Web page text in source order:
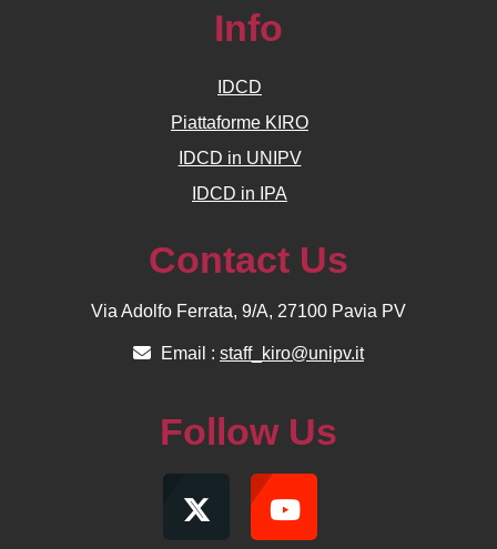
Info
IDCD
Piattaforme KIRO
IDCD in UNIPV
IDCD in IPA
Contact Us
Via Adolfo Ferrata, 9/A, 27100 Pavia PV
Email : staff_kiro@unipv.it
Follow Us